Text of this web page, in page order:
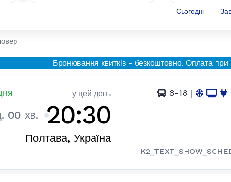
Сьогодні
Бронювання квитків - безкоштовно. Оплата при
у цей день
00 хв. 20:30
Полтава, Україна
8-18 |